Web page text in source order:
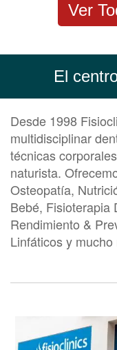
Ver
El
Desde 1998
multidisciplinar
técnicas
naturista.
Osteopatía,
Bebé, Fisioterapia
Rendimiento &
Linfáticos y mucho